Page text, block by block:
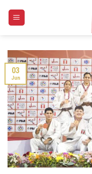
03
Jun